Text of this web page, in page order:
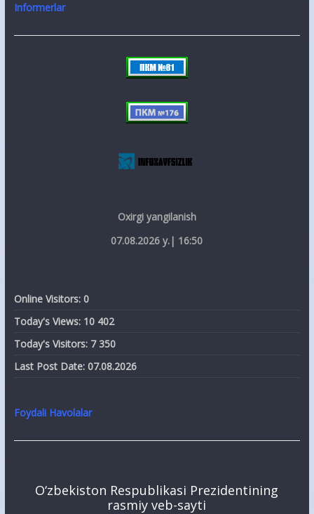
Informerlar
Oxirgi yangilanish
07.08.2026 y.| 16:50
Online Visitors: 0
Today's Views: 10 402
Today's Visitors: 7 350
Last Post Date: 07.08.2026
Foydali Havolalar
O‘zbekiston Respublikasi Prezidentining
rasmiy veb-sayti